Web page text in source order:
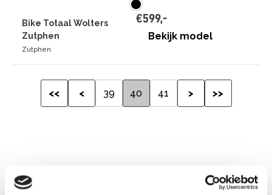
Bike Totaal Wolters
Zutphen
Zutphen
€599,-
Bekijk model
<< < 39 40 41 > >>
Waarom kiezen voor een